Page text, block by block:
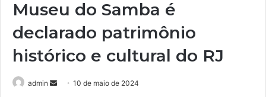
Museu do Samba é
declarado patrimônio
histórico e cultural do RJ
admin 10 de maio de 2024